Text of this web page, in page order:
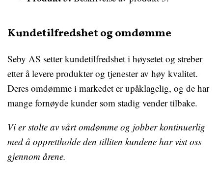
Kundetilfredshet og omdømme
Seby AS setter kundetilfredshet i høysetet og streber
etter å levere produkter og tjenester av høy kvalitet.
Deres omdømme i markedet er upåklagelig, og de har
mange fornøyde kunder som stadig vender tilbake.
Vi er stolte av vårt omdømme og jobber kontinuerlig
med å opprettholde den tilliten kundene har vist oss
gjennom årene.